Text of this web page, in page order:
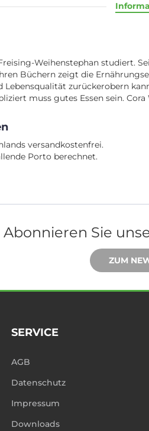
Weihenstephan studiert.
Büchern zeigt die
zurückerobern
muss gutes Essen sein.
versandkostenfrei.
Porto berechnet.
Abonnieren Sie
ZUM
SERVICE
AGB
Datenschutz
Impressum
Downloads